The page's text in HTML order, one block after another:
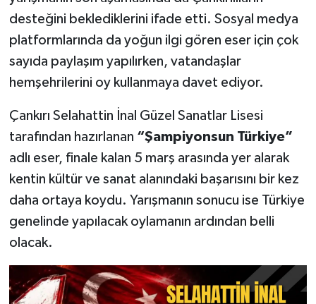
desteğini beklediklerini ifade etti. Sosyal medya
platformlarında da yoğun ilgi gören eser için çok
sayıda paylaşım yapılırken, vatandaşlar
hemşehrilerini oy kullanmaya davet ediyor.
Çankırı Selahattin İnal Güzel Sanatlar Lisesi
tarafından hazırlanan “Şampiyonsun Türkiye”
adlı eser, finale kalan 5 marş arasında yer alarak
kentin kültür ve sanat alanındaki başarısını bir kez
daha ortaya koydu. Yarışmanın sonucu ise Türkiye
genelinde yapılacak oylamanın ardından belli
olacak.